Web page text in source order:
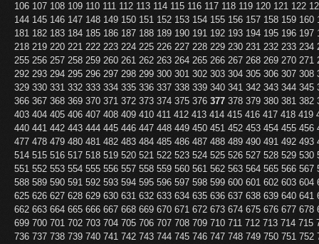
106 107 108 109 110 111 112 113 114 115 116 117 118 119 120 121 122
144 145 146 147 148 149 150 151 152 153 154 155 156 157 158 159 160
181 182 183 184 185 186 187 188 189 190 191 192 193 194 195 196 197
218 219 220 221 222 223 224 225 226 227 228 229 230 231 232 233 234
255 256 257 258 259 260 261 262 263 264 265 266 267 268 269 270 271
292 293 294 295 296 297 298 299 300 301 302 303 304 305 306 307 308
329 330 331 332 333 334 335 336 337 338 339 340 341 342 343 344 345
366 367 368 369 370 371 372 373 374 375 376 377 378 379 380 381 382
403 404 405 406 407 408 409 410 411 412 413 414 415 416 417 418 419
440 441 442 443 444 445 446 447 448 449 450 451 452 453 454 455 456
477 478 479 480 481 482 483 484 485 486 487 488 489 490 491 492 493
514 515 516 517 518 519 520 521 522 523 524 525 526 527 528 529 530
551 552 553 554 555 556 557 558 559 560 561 562 563 564 565 566 567
588 589 590 591 592 593 594 595 596 597 598 599 600 601 602 603 604
625 626 627 628 629 630 631 632 633 634 635 636 637 638 639 640 641
662 663 664 665 666 667 668 669 670 671 672 673 674 675 676 677 678
699 700 701 702 703 704 705 706 707 708 709 710 711 712 713 714 715
736 737 738 739 740 741 742 743 744 745 746 747 748 749 750 751 752